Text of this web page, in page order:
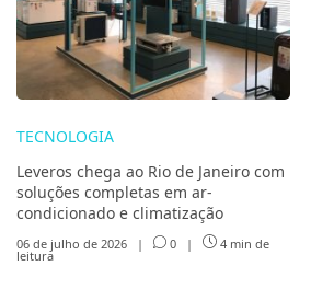
TECNOLOGIA
Leveros chega ao Rio de Janeiro com
soluções completas em ar-
condicionado e climatização
06 de julho de 2026 | 0 | 4 min de
leitura